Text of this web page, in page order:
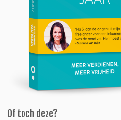
Of toch deze?